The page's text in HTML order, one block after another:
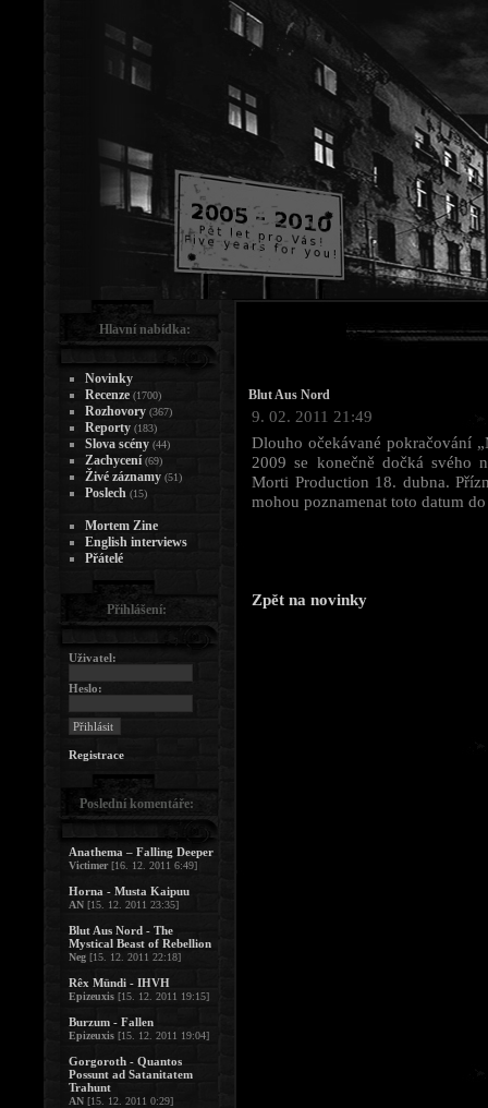
Blut Aus Nord
9. 02. 2011 21:49
Dlouho očekávané pokračování
2009 se konečně dočká svého
Morti Production 18. dubna.
mohou poznamenat toto datum
Zpět na novinky
Hlavní nabídka:
Novinky
Recenze (1700)
Rozhovory (367)
Reporty (183)
Slova scény (44)
Zachycení (69)
Živé záznamy (51)
Poslech (15)
Mortem Zine
English interviews
Přátelé
Přihlášení:
Uživatel:
Heslo:
Registrace
Poslední komentáře:
Anathema – Falling Deeper
Victimer[16. 12. 2011 6:49]
Horna - Musta Kaipuu
AN [15. 12. 2011 23:35]
Blut Aus Nord - The
Mystical Beast of Rebellion
Neg [15. 12. 2011 22:18]
Rêx Mündi - IHVH
Epizeuxis [15. 12. 2011 19:15]
Burzum - Fallen
Epizeuxis [15. 12. 2011 19:04]
Gorgoroth - Quantos
Possunt ad Satanitatem
Trahunt
AN [15. 12. 2011 0:29]